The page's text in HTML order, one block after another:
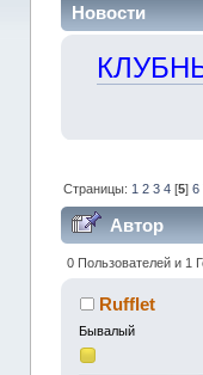
Новости
Страницы: 1 2 3 4[5] 6
Автор
330538 раз)
0 Пользователей и 1
Rufflet
Бывалый